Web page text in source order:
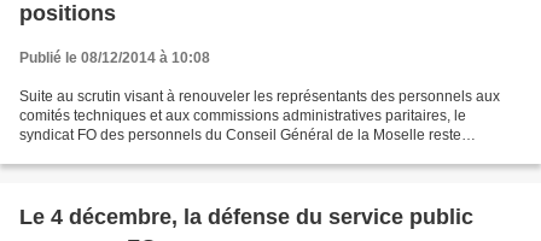
positions
Publié le 08/12/2014 à 10:08
Suite au scrutin visant à renouveler les représentants des personnels aux
comités techniques et aux commissions administratives paritaires, le
syndicat FO des personnels du Conseil Général de la Moselle reste
Le 4 décembre, la défense du service public